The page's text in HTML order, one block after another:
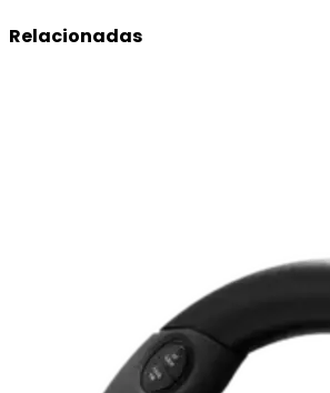
Relacionadas